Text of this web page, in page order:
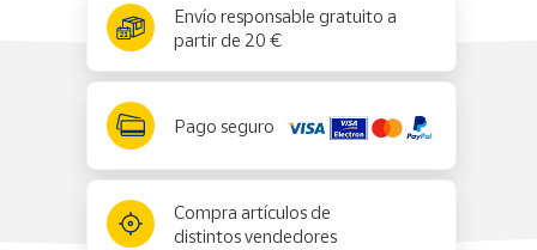
Envío responsable gratuito a
partir de 20 €
Pago seguro
Compra artículos de
distintos vendedores